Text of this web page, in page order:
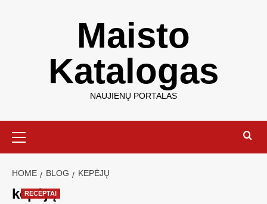
Maisto
Katalogas
NAUJIENŲ PORTALAS
HOME BLOG KEPĖJŲ
kepėjų
RECEPTAI